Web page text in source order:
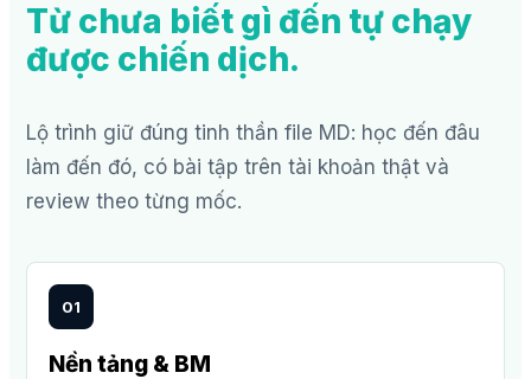
Từ chưa biết gì đến tự chạy
được chiến dịch.
Lộ trình giữ đúng tinh thần file MD: học đến đâu
làm đến đó, có bài tập trên tài khoản thật và
review theo từng mốc.
01
Nền tảng & BM